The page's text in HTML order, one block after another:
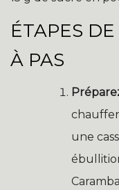
ÉTAPES
À PAS
une